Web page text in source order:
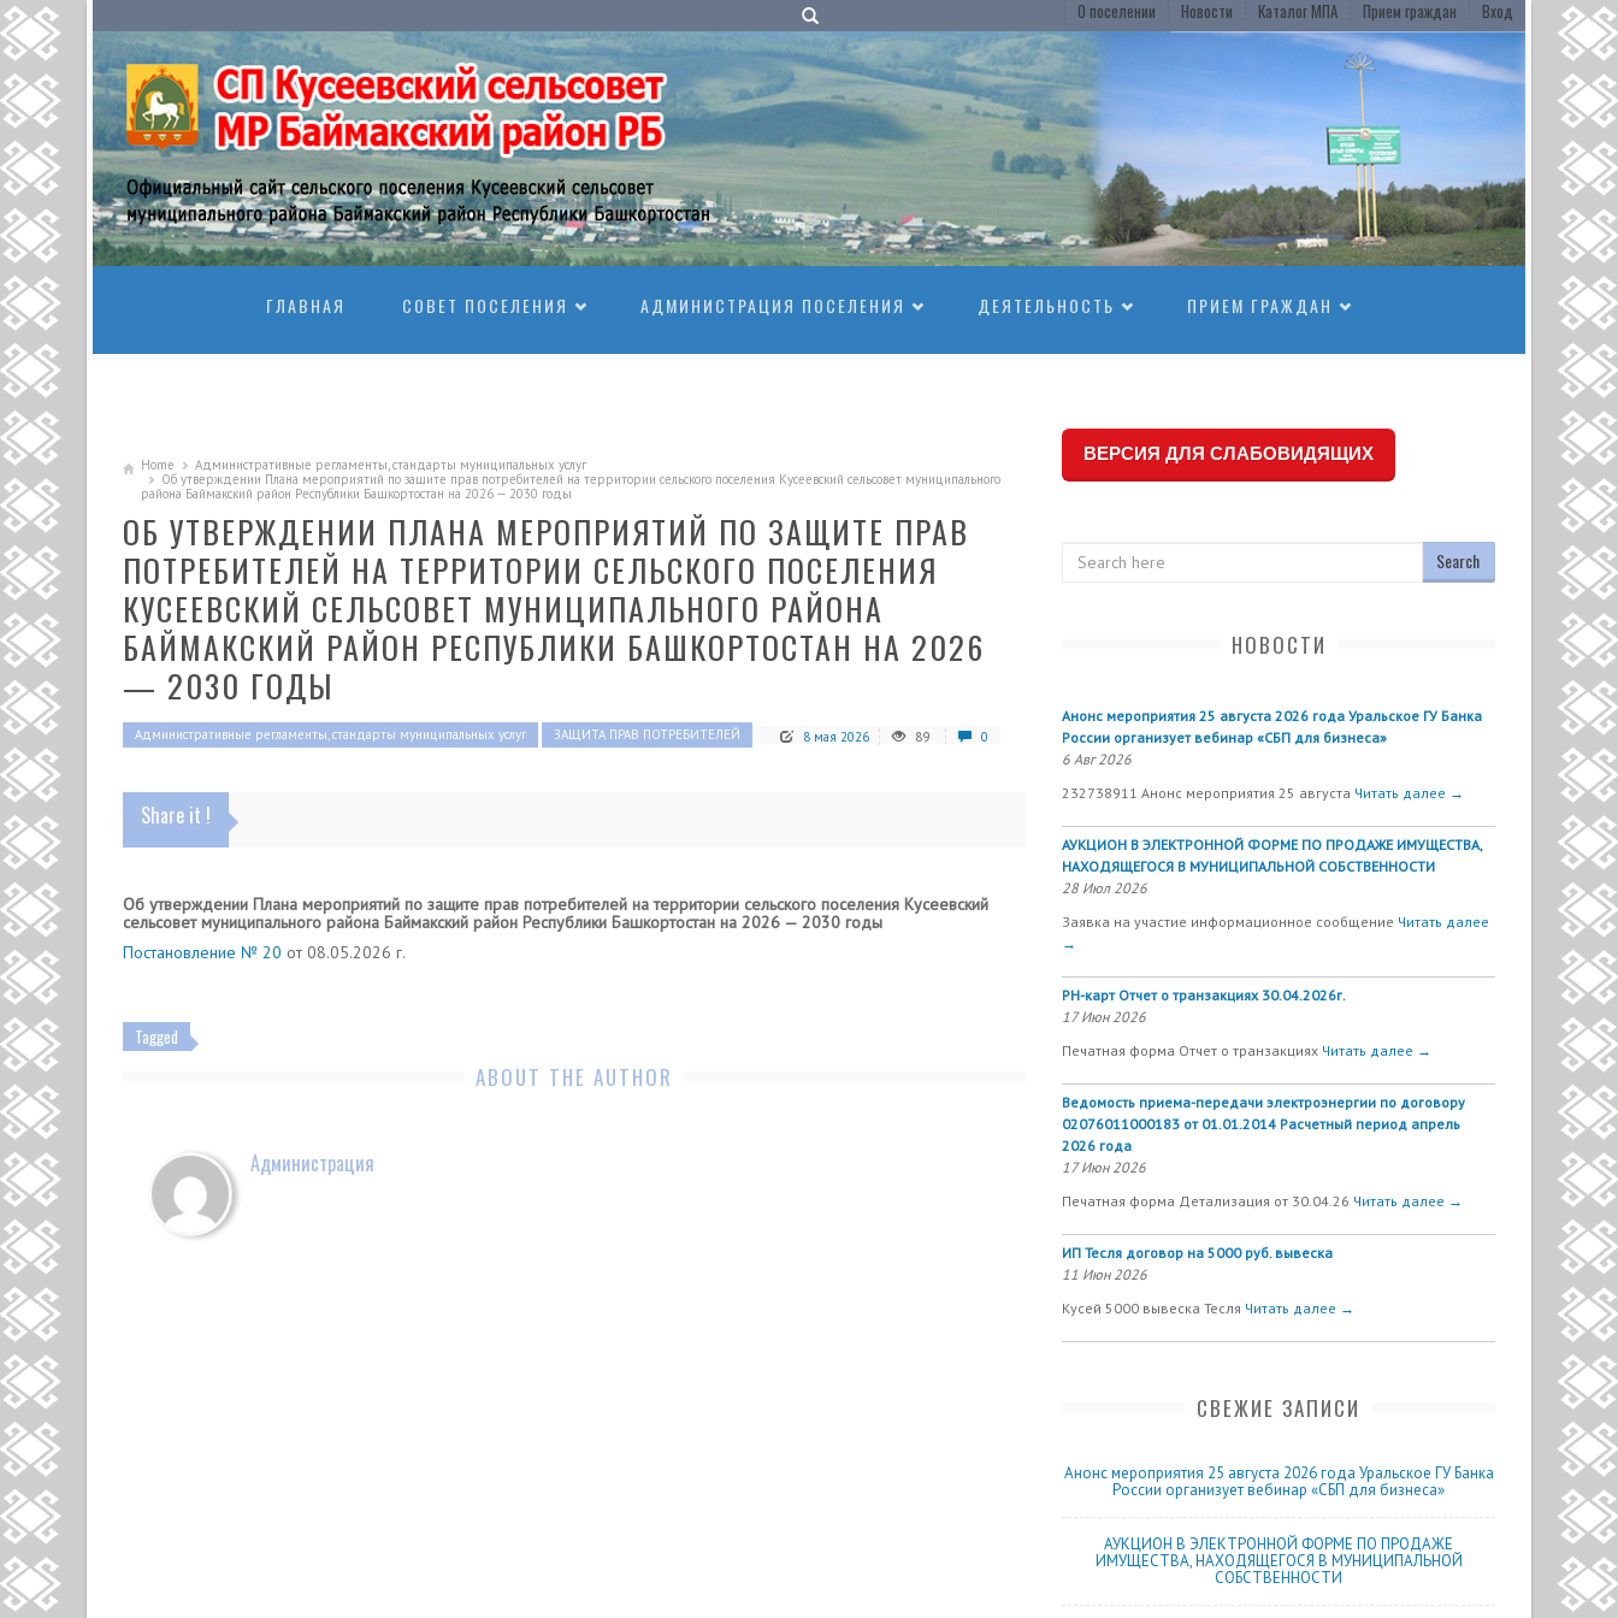
О поселении Новости Каталог МПА Прием граждан Вход
ГЛАВНАЯ
СОВЕТ ПОСЕЛЕНИЯ АДМИНИСТРАЦИЯ ПОСЕЛЕНИЯ ДЕЯТЕЛЬНОСТЬ ПРИЕМ ГРАЖДАН
Home
Административные регламенты, стандарты муниципальных услуг
Об утверждении Плана мероприятий по защите прав потребителей на территории сельского поселения Кусеевский сельсовет муниципального
района Баймакский район Республики Башкортостан на 2026 — 2030 годы
ОБ УТВЕРЖДЕНИИ ПЛАНА МЕРОПРИЯТИЙ ПО ЗАЩИТЕ ПРАВ
ПОТРЕБИТЕЛЕЙ НА ТЕРРИТОРИИ СЕЛЬСКОГО ПОСЕЛЕНИЯ
КУСЕЕВСКИЙ СЕЛЬСОВЕТ МУНИЦИПАЛЬНОГО РАЙОНА
БАЙМАКСКИЙ РАЙОН РЕСПУБЛИКИ БАШКОРТОСТАН НА 2026
— 2030 ГОДЫ
Административные регламенты, стандарты муниципальных услуг ЗАЩИТА ПРАВ ПОТРЕБИТЕЛЕЙ 8 мая 2026 89 0
Share it !
Об утверждении Плана мероприятий по защите прав потребителей на территории сельского поселения Кусеевский
сельсовет муниципального района Баймакский район Республики Башкортостан на 2026 — 2030 годы
Постановление № 20 от 08.05.2026 г.
Tagged
ABOUT THE AUTHOR
Администрация
ВЕРСИЯ ДЛЯ СЛАБОВИДЯЩИХ
НОВОСТИ
Анонс мероприятия 25 августа 2026 года Уральское ГУ Банка
России организует вебинар «СБП для бизнеса»
6 Авг 2026
232738911 Анонс мероприятия 25 августа Читать далее →
АУКЦИОН В ЭЛЕКТРОННОЙ ФОРМЕ ПО ПРОДАЖЕ ИМУЩЕСТВА,
НАХОДЯЩЕГОСЯ В МУНИЦИПАЛЬНОЙ СОБСТВЕННОСТИ
28 Июл 2026
Заявка на участие информационное сообщение Читать далее
→
РН-карт Отчет о транзакциях 30.04.2026г.
17 Июн 2026
Печатная форма Отчет о транзакциях Читать далее →
Ведомость приема-передачи электроэнергии по договору
02076011000183 от 01.01.2014 Расчетный период апрель
2026 года
17 Июн 2026
Печатная форма Детализация от 30.04.26 Читать далее →
ИП Тесля договор на 5000 руб. вывеска
11 Июн 2026
Кусей 5000 вывеска Тесля Читать далее →
СВЕЖИЕ ЗАПИСИ
Анонс мероприятия 25 августа 2026 года Уральское ГУ Банка
России организует вебинар «СБП для бизнеса»
АУКЦИОН В ЭЛЕКТРОННОЙ ФОРМЕ ПО ПРОДАЖЕ
ИМУЩЕСТВА, НАХОДЯЩЕГОСЯ В МУНИЦИПАЛЬНОЙ
СОБСТВЕННОСТИ